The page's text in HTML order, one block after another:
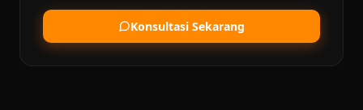
Konsultasi Sekarang